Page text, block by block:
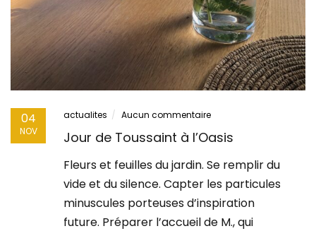
04
NOV
actualites Aucun commentaire
Jour de Toussaint à l’Oasis
Fleurs et feuilles du jardin. Se remplir du
vide et du silence. Capter les particules
minuscules porteuses d’inspiration
future. Préparer l’accueil de M., qui